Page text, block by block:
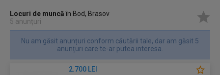
Locuri de muncăîn Bod, Brasov
5 anunțuri
Nu am găsit anunțuri conform căutării tale, dar am găsit 5
anunțuri care te-ar putea interesa.
2.700 LEI